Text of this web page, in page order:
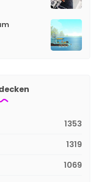
1353
1319
1069